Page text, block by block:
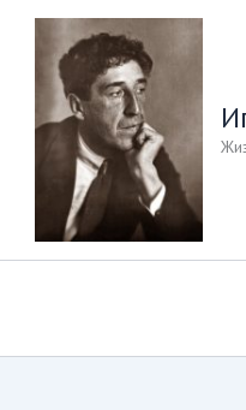
Перейти
содержимому